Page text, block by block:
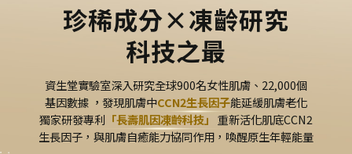
珍稀成分×凍齡研究
科技之最
資生堂實驗室深入研究全球900名女性肌膚、22,000個
基因數據 ， 發現肌膚中CCN2生長因子能延緩肌膚老化
獨家研發專利 「長壽肌因凍齡科技」 重新活化肌底CCN2
生長因子，與肌膚自癒能力協同作用，喚醒原生年輕能量